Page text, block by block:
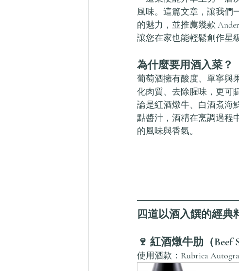
風味。這篇文章，讓我們
的魅力，並推薦幾款
讓您在家也能輕鬆創作星
為什麼要用酒入菜？
葡萄酒擁有酸度、單寧與
化肉質、去除腥味，更可
論是紅酒燉牛、白酒煮海
點醬汁，酒精在烹調過程
的風味與香氣。
四道以酒入饌的經典
🍷 紅酒燉牛肋（Beef
使用酒款： Rubrica